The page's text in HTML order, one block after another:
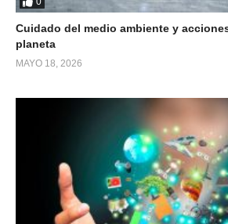
Cuidado del medio ambiente y
planeta
MAYO 18, 2026